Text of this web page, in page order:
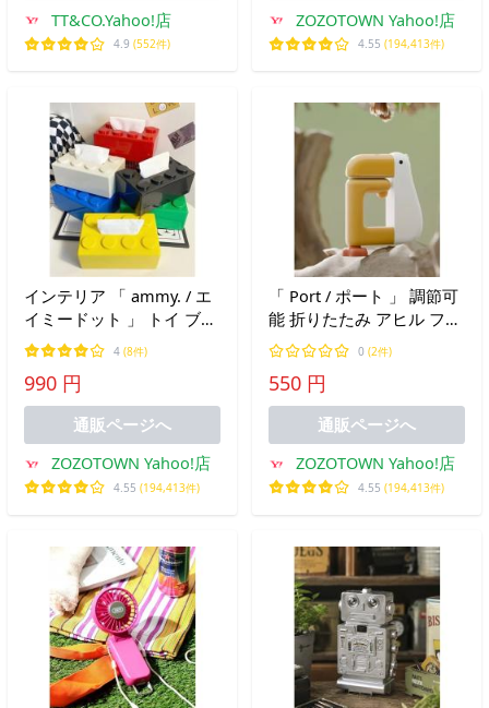
TT&CO.Yahoo!店
4.9 (552件)
ZOZOTOWN Yahoo!店
4.55 (194,413件)
インテリア 「 ammy. / エ
イミードット 」 トイ ブロ
ック ティッシュケース /
ティッシュBOX
4 (8件)
990 円
通販ページへ
ZOZOTOWN Yahoo!店
4.55 (194,413件)
「 Port / ポート 」 調節可
能 折りたたみ アヒル フッ
ク / デスクサイドフック
0 (2件)
550 円
通販ページへ
ZOZOTOWN Yahoo!店
4.55 (194,413件)